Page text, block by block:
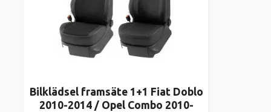
Bilklädsel framsäte 1+1 Fiat Doblo
2010-2014 / Opel Combo 2010-